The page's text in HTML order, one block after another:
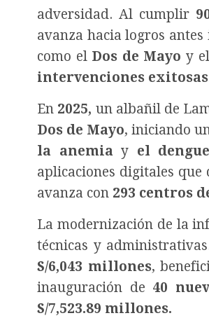
adversidad. Al cumplir
avanza hacia logros
como el Dos de Mayo y el
intervenciones
En 2025, un albañil de
Dos de Mayo, iniciando
la anemiay el dengue
aplicaciones digitales
avanza con 293 centros
La modernización de la
técnicas y
S/6,043 millones,
inauguración de 40
S/7,523.89 millones.